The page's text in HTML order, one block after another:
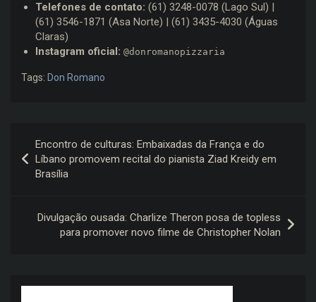
Telefones de contato: (61) 3248-0078 (Lago Sul) |
(61) 3546-1871 (Asa Norte) | (61) 3435-4030 (Águas
Claras)
Instagram oficial: @donromanopizzaria
Tags: Don Romano
de
Post
Encontro de culturas: Embaixadas da França e do
Líbano promovem recital do pianista Ziad Kreidy em
Brasília
Divulgação ousada: Charlize Theron posa de topless
para promover novo filme de Christopher Nolan